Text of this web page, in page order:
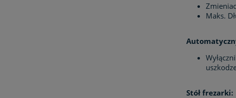
Maks.
Stół frezarki: